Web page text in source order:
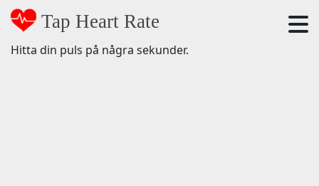
Tap Heart Rate
Hitta din puls på några sekunder.